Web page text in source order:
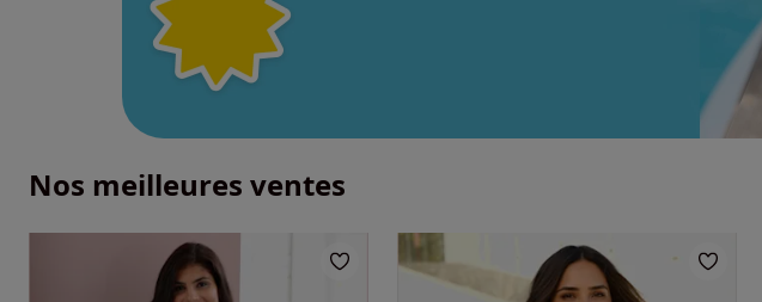
Nos meilleures ventes